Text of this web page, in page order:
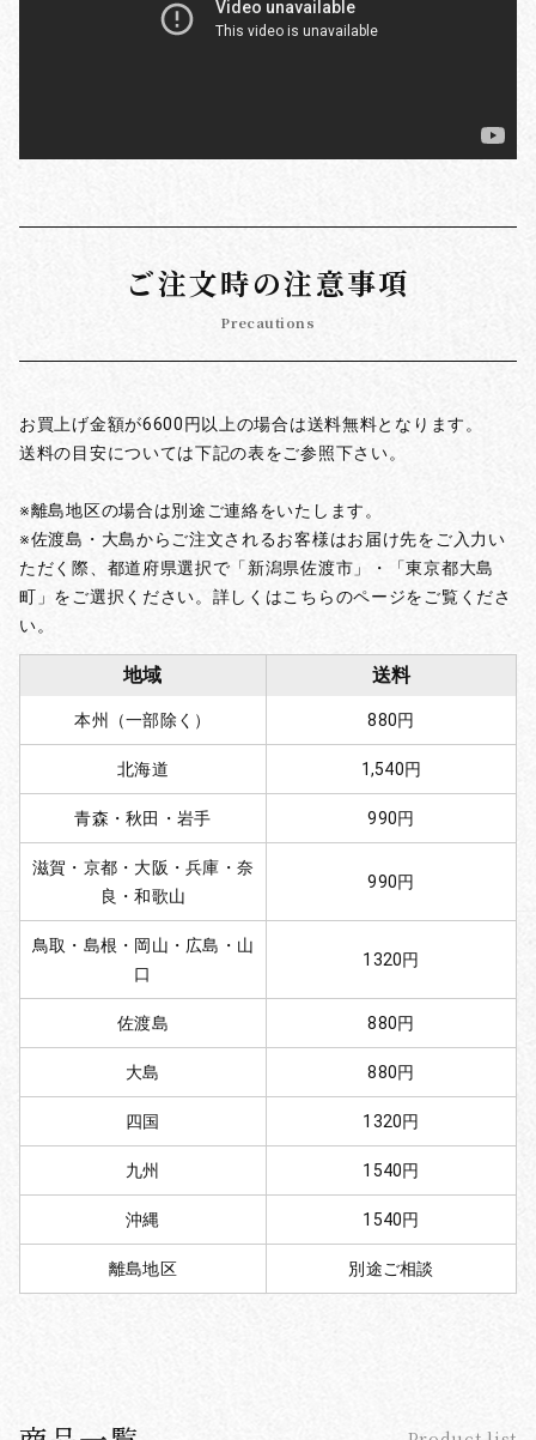
ご注文時の注意事項
Precautions
お買上げ金額が6600円以上の場合は送料無料となります。
送料の目安については下記の表をご参照下さい。
※離島地区の場合は別途ご連絡をいたします。
※佐渡島・大島からご注文されるお客様はお届け先をご入力い
ただく際、都道府県選択で「新潟県佐渡市」・「東京都大島
町」をご選択ください。詳しくはこちらのページをご覧くださ
い。
地域 送料
本州（一部除く） 880円
北海道 1,540円
青森・秋田・岩手 990円
滋賀・京都・大阪・兵庫・奈
良・和歌山
990円
鳥取・島根・岡山・広島・山
口
1320円
佐渡島 880円
大島 880円
四国 1320円
九州 1540円
沖縄 1540円
離島地区 別途ご相談